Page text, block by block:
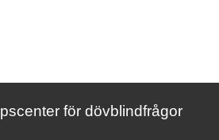
för dövblindfrågor